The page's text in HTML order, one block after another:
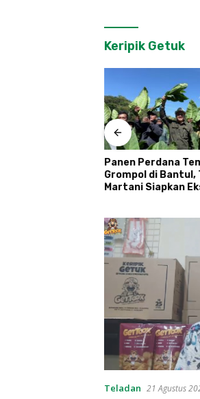
Keripik Getuk
Panen Perdana
Grompol di Bantul,
Martani Siapkan
Teladan 21 Agustus